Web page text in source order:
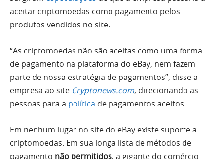
aceitar criptomoedas como pagamento pelos
produtos vendidos no site.
“As criptomoedas não são aceitas como uma forma
de pagamento na plataforma do eBay, nem fazem
parte de nossa estratégia de pagamentos”, disse a
empresa ao site Cryptonews.com, direcionando as
pessoas para a política de pagamentos aceitos .
Em nenhum lugar no site do eBay existe suporte a
criptomoedas. Em sua longa lista de métodos de
pagamento não permitidos, a gigante do comércio